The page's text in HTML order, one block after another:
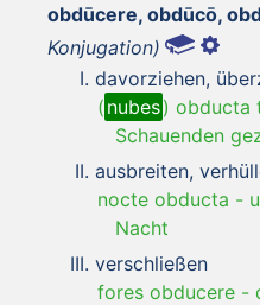
obdūcere, obdūcō,
Konjugation)
davorziehen,
( nubes) obducta
Schauenden
ausbreiten,
nocte obducta -
Nacht
verschließen
fores obducere -